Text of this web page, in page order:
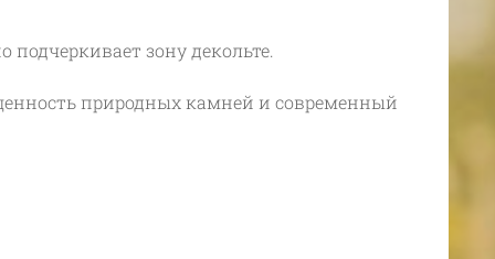
подчеркивает зону декольте.
природных камней и современный